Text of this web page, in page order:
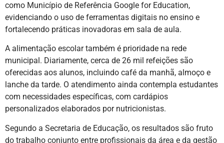
como Município de Referência Google for Education,
evidenciando o uso de ferramentas digitais no ensino e
fortalecendo práticas inovadoras em sala de aula.
A alimentação escolar também é prioridade na rede
municipal. Diariamente, cerca de 26 mil refeições são
oferecidas aos alunos, incluindo café da manhã, almoço e
lanche da tarde. O atendimento ainda contempla estudantes
com necessidades específicas, com cardápios
personalizados elaborados por nutricionistas.
Segundo a Secretaria de Educação, os resultados são fruto
do trabalho conjunto entre profissionais da área e da gestão